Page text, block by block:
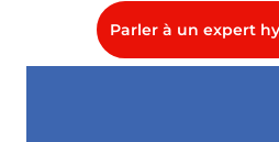
Parler à un expert